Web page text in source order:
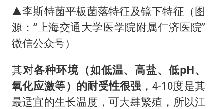
▲李斯特菌平板菌落特征及镜下特征（图
源：“上海交通大学医学院附属仁济医院”
微信公众号）
其对各种环境（如低温、高盐、低pH、
氧化应激等）的耐受性很强 ，4-10度是其
最适宜的生长温度，可大肆繁殖，所以江